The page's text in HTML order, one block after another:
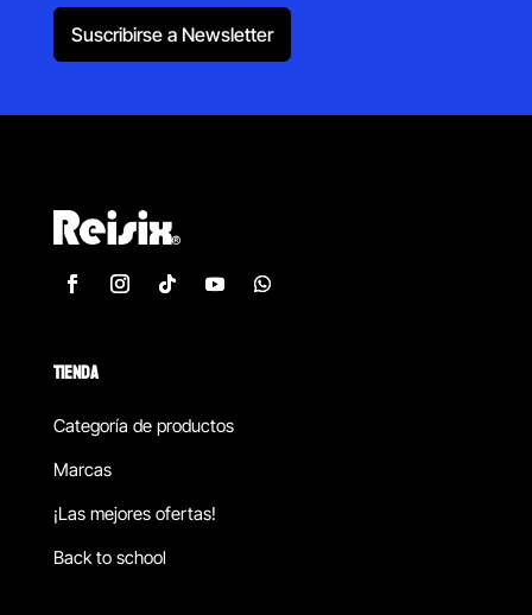
Suscribirse a Newsletter
TIENDA
Categoría de productos
Marcas
¡Las mejores ofertas!
Back to school